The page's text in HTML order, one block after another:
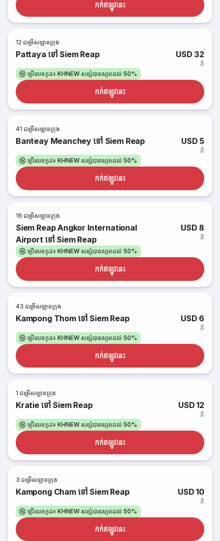
កក់​ឥឡូវនេះ
12 ជម្រើសឡានក្រុង
Pattaya ទៅ Siem Reap USD 32
ពី
ប្រើលេខកូដ៖ KHNEW សន្សំបានរហូតដល់ 50%
កក់​ឥឡូវនេះ
41 ជម្រើសឡានក្រុង
Banteay Meanchey ទៅ Siem Reap USD 5
ពី
ប្រើលេខកូដ៖ KHNEW សន្សំបានរហូតដល់ 50%
កក់​ឥឡូវនេះ
16 ជម្រើសឡានក្រុង
Siem Reap Angkor International
Airport ទៅ Siem Reap
USD 8
ពី
ប្រើលេខកូដ៖ KHNEW សន្សំបានរហូតដល់ 50%
កក់​ឥឡូវនេះ
43 ជម្រើសឡានក្រុង
Kampong Thom ទៅ Siem Reap USD 6
ពី
ប្រើលេខកូដ៖ KHNEW សន្សំបានរហូតដល់ 50%
កក់​ឥឡូវនេះ
1 ជម្រើសឡានក្រុង
Kratie ទៅ Siem Reap USD 12
ពី
ប្រើលេខកូដ៖ KHNEW សន្សំបានរហូតដល់ 50%
កក់​ឥឡូវនេះ
3 ជម្រើសឡានក្រុង
Kampong Cham ទៅ Siem Reap USD 10
ពី
ប្រើលេខកូដ៖ KHNEW សន្សំបានរហូតដល់ 50%
កក់​ឥឡូវនេះ